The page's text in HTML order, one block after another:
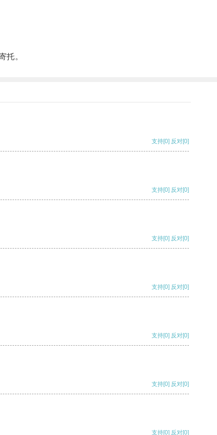
托。
支持[0] 反对[0]
支持[0] 反对[0]
支持[0] 反对[0]
支持[0] 反对[0]
支持[0] 反对[0]
支持[0] 反对[0]
支持[0] 反对[0]